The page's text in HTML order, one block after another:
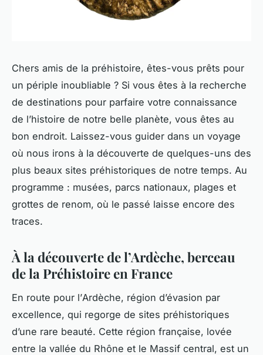
Chers amis de la préhistoire, êtes-vous prêts pour
un périple inoubliable ? Si vous êtes à la recherche
de destinations pour parfaire votre connaissance
de l’histoire de notre belle planète, vous êtes au
bon endroit. Laissez-vous guider dans un voyage
où nous irons à la découverte de quelques-uns des
plus beaux sites préhistoriques de notre temps. Au
programme : musées, parcs nationaux, plages et
grottes de renom, où le passé laisse encore des
traces.
À la découverte de l’Ardèche, berceau
de la Préhistoire en France
En route pour l’Ardèche, région d’évasion par
excellence, qui regorge de sites préhistoriques
d’une rare beauté. Cette région française, lovée
entre la vallée du Rhône et le Massif central, est un